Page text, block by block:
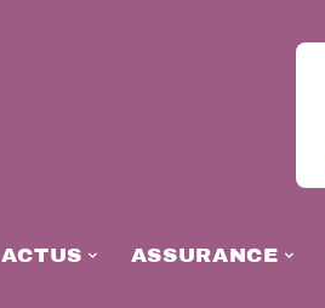
ACTUS ASSURANCE